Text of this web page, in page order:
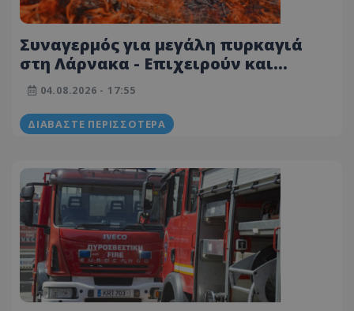
Συναγερμός για μεγάλη πυρκαγιά
στη Λάρνακα - Επιχειρούν και
πτητικά μέσα
04.08.2026 - 17:55
ΔΙΑΒΆΣΤΕ ΠΕΡΙΣΣΌΤΕΡΑ